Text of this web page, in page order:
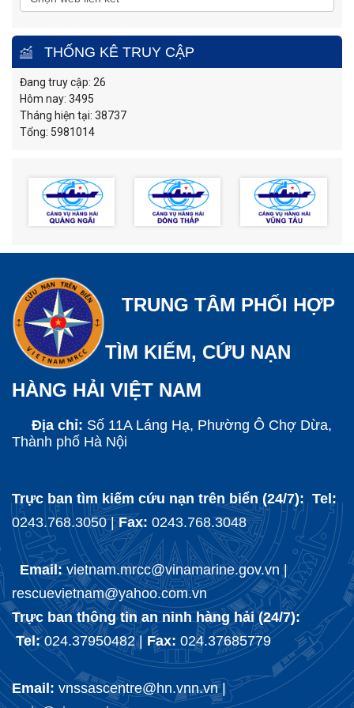
THỐNG KÊ TRUY CẬP
Đang truy cập: 26
Hôm nay: 3495
Tháng hiện tại: 38737
Tổng: 5981014
TRUNG TÂM PHỐI HỢP
TÌM KIẾM, CỨU NẠN
HÀNG HẢI VIỆT NAM
Địa chỉ: Số 11A Láng Hạ, Phường Ô Chợ Dừa,
Thành phố Hà Nội
Trực ban tìm kiếm cứu nạn trên biển (24/7): Tel:
0243.768.3050 |Fax: 0243.768.3048
Email:vietnam.mrcc@vinamarine.gov.vn |
rescuevietnam@yahoo.com.vn
Trực ban thông tin an ninh hàng hải (24/7):
Tel:024.37950482 | Fax: 024.37685779
Email: vnssascentre@hn.vnn.vn |